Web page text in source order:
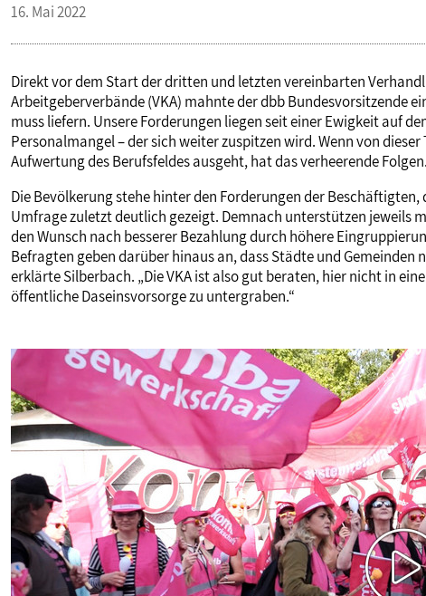
16. Mai 2022
Direkt vor dem Start der dritten und letzten vereinbarten
Arbeitgeberverbände (VKA) mahnte der dbb Bundesvorsitzende
muss liefern. Unsere Forderungen liegen seit einer Ewigkeit auf
Personalmangel – der sich weiter zuspitzen wird. Wenn von
Aufwertung des Berufsfeldes ausgeht, hat das verheerende
Die Bevölkerung stehe hinter den Forderungen der
Umfrage zuletzt deutlich gezeigt. Demnach unterstützen jeweils
den Wunsch nach besserer Bezahlung durch höhere
Befragten geben darüber hinaus an, dass Städte und
erklärte Silberbach. „Die VKA ist also gut beraten, hier nicht in
öffentliche Daseinsvorsorge zu untergraben.“